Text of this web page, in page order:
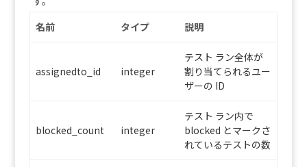
名前
タイプ 説明
assignedto_id integer
テスト ラン全体が
割り当てられるユー
ザーの ID
blocked_count integer
テスト ラン内で
blocked とマークさ
れているテストの数